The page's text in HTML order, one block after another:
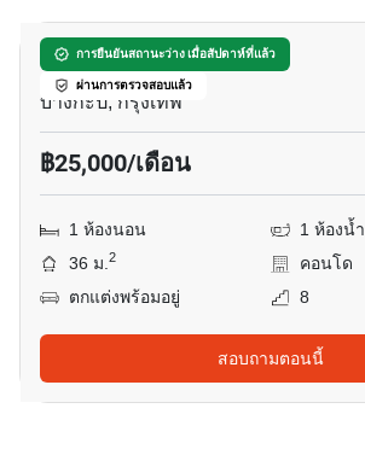
การยืนยันสถานะว่าง เมื่อสัปดาห์ที่แล้ว
ผ่านการตรวจสอบแล้ว
ทรู ทองหล่อ
บางกะปิ, กรุงเทพ
฿25,000/เดือน
1 ห้องนอน
1 ห้องน้ำ
36 ม.2
คอนโด
ตกแต่งพร้อมอยู่
8
สอบถามตอนนี้